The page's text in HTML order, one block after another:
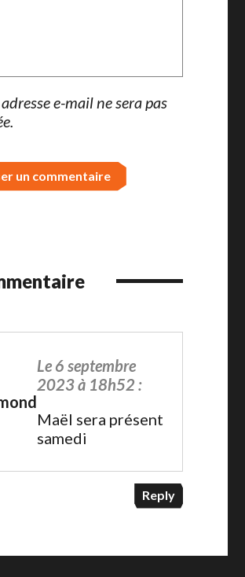
e-mail ne sera pas
Le 6 septembre
2023 à 18h52 :
Maël sera présent
samedi
Reply